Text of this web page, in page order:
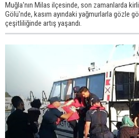
Muğla'nın Milas ilçesinde, son zamanlarda
Gölü'nde, kasım ayındaki yağmurlarla gözle
çeşitliliğinde artış yaşandı.